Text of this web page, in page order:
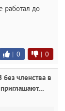
работал до
| 0 | 0
членства в